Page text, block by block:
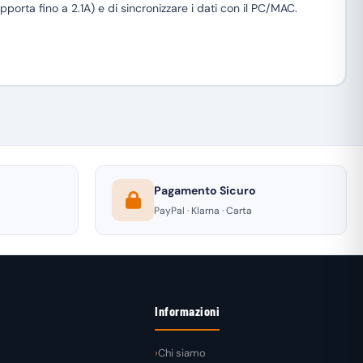
fino a 2.1A) e di sincronizzare i dati con il PC/MAC.
Pagamento Sicuro
PayPal · Klarna · Carta
Informazioni
Chi siamo